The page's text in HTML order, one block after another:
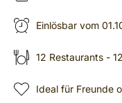
Einlösbar vom
12 Restaurants -
Ideal für Freunde